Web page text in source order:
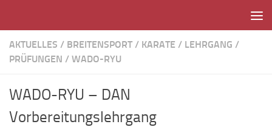
AKTUELLES / BREITENSPORT / KARATE / LEHRGANG /
PRÜFUNGEN / WADO-RYU
WADO-RYU – DAN
Vorbereitungslehrgang